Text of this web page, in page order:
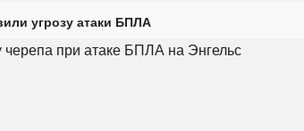
угрозу атаки БПЛА